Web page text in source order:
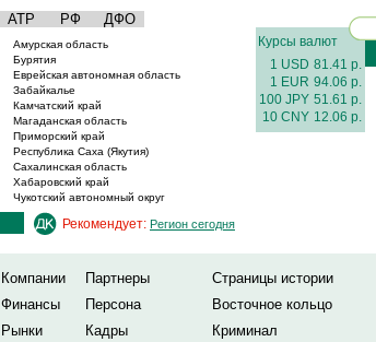
АТР РФ ДФО
Амурская область
Бурятия
Еврейская автономная область
Забайкалье
Камчатский край
Магаданская область
Приморский край
Республика Саха (Якутия)
Сахалинская область
Хабаровский край
Чукотский автономный округ
Курсы валют
1 USD 81.41 р.
1 EUR 94.06 р.
100 JPY 51.61 р.
10 CNY 12.06 р.
Рекомендует: Регион сегодня
Компании Партнеры
Страницы истории
Финансы Персона
Восточное кольцо
Рынки Кадры
Криминал